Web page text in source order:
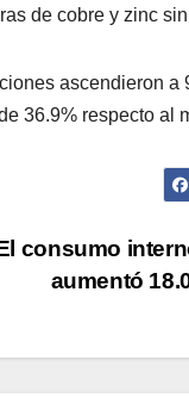
de cobre y zinc
ascendieron a
36.9% respecto al
consumo
aumentó